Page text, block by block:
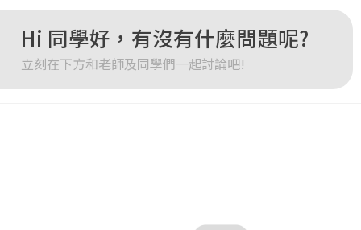
按下註冊即代表你同意我們的使用者條款與隱私權政策。
Hi 同學好，有沒有什麼問題呢?
立刻在下方和老師及同學們一起討論吧!